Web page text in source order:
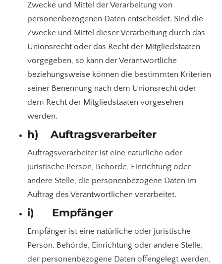
Zwecke und Mittel der Verarbeitung von
personenbezogenen Daten entscheidet. Sind die
Zwecke und Mittel dieser Verarbeitung durch das
Unionsrecht oder das Recht der Mitgliedstaaten
vorgegeben, so kann der Verantwortliche
beziehungsweise können die bestimmten Kriterien
seiner Benennung nach dem Unionsrecht oder
dem Recht der Mitgliedstaaten vorgesehen
werden.
h) Auftragsverarbeiter
Auftragsverarbeiter ist eine natürliche oder
juristische Person, Behörde, Einrichtung oder
andere Stelle, die personenbezogene Daten im
Auftrag des Verantwortlichen verarbeitet.
i) Empfänger
Empfänger ist eine natürliche oder juristische
Person, Behörde, Einrichtung oder andere Stelle,
der personenbezogene Daten offengelegt werden,